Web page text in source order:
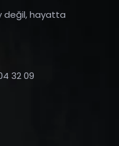
değil, hayatta
32 09